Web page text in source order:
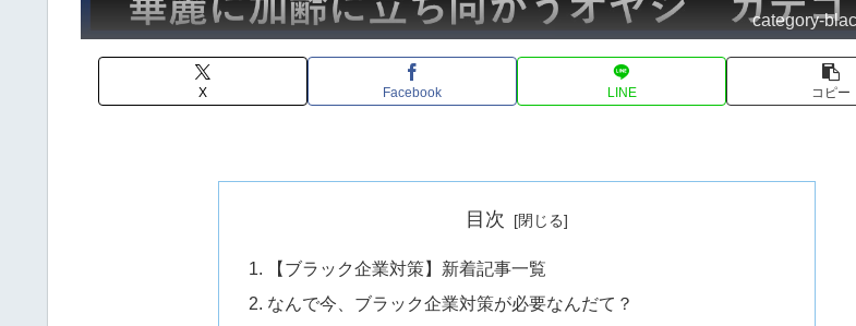
category-
X Facebook LINE コピー
目次
【ブラック企業対策】新着記事一覧
なんで今、ブラック企業対策が必要なんだて？